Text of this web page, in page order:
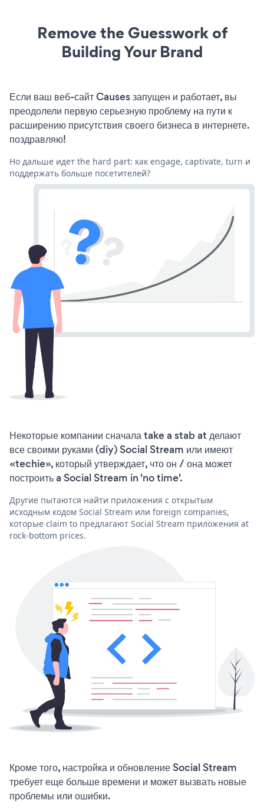
Remove the Guesswork of
Building Your Brand
Если ваш веб-сайт Causes запущен и работает, вы
преодолели первую серьезную проблему на пути к
расширению присутствия своего бизнеса в интернете.
поздравляю!
Но дальше идет the hard part: как engage, captivate, turn и
поддержать больше посетителей?
Некоторые компании сначала take a stab at делают
все своими руками (diy) Social Stream или имеют
«techie», который утверждает, что он / она может
построить a Social Stream in 'no time'.
Другие пытаются найти приложения с открытым
исходным кодом Social Stream или foreign companies,
которые claim to предлагают Social Stream приложения at
rock-bottom prices.
Кроме того, настройка и обновление Social Stream
требует еще больше времени и может вызвать новые
проблемы или ошибки.